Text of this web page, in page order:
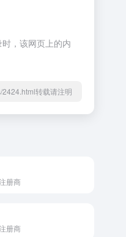
，该网页上的内
转载请注明
册商
册商